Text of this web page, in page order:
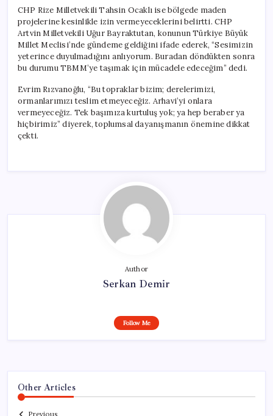
CHP Rize Milletvekili Tahsin Ocaklı ise bölgede maden
projelerine kesinlikle izin vermeyeceklerini belirtti. CHP
Artvin Milletvekili Uğur Bayraktutan, konunun Türkiye Büyük
Millet Meclisi’nde gündeme geldiğini ifade ederek, “Sesimizin
yeterince duyulmadığını anlıyorum. Buradan döndükten sonra
bu durumu TBMM’ye taşımak için mücadele edeceğim” dedi.
Evrim Rızvanoğlu, “Bu topraklar bizim; derelerimizi,
ormanlarımızı teslim etmeyeceğiz. Arhavi’yi onlara
vermeyeceğiz. Tek başımıza kurtuluş yok; ya hep beraber ya
hiçbirimiz” diyerek, toplumsal dayanışmanın önemine dikkat
çekti.
Author
Serkan Demir
Follow Me
Other Articles